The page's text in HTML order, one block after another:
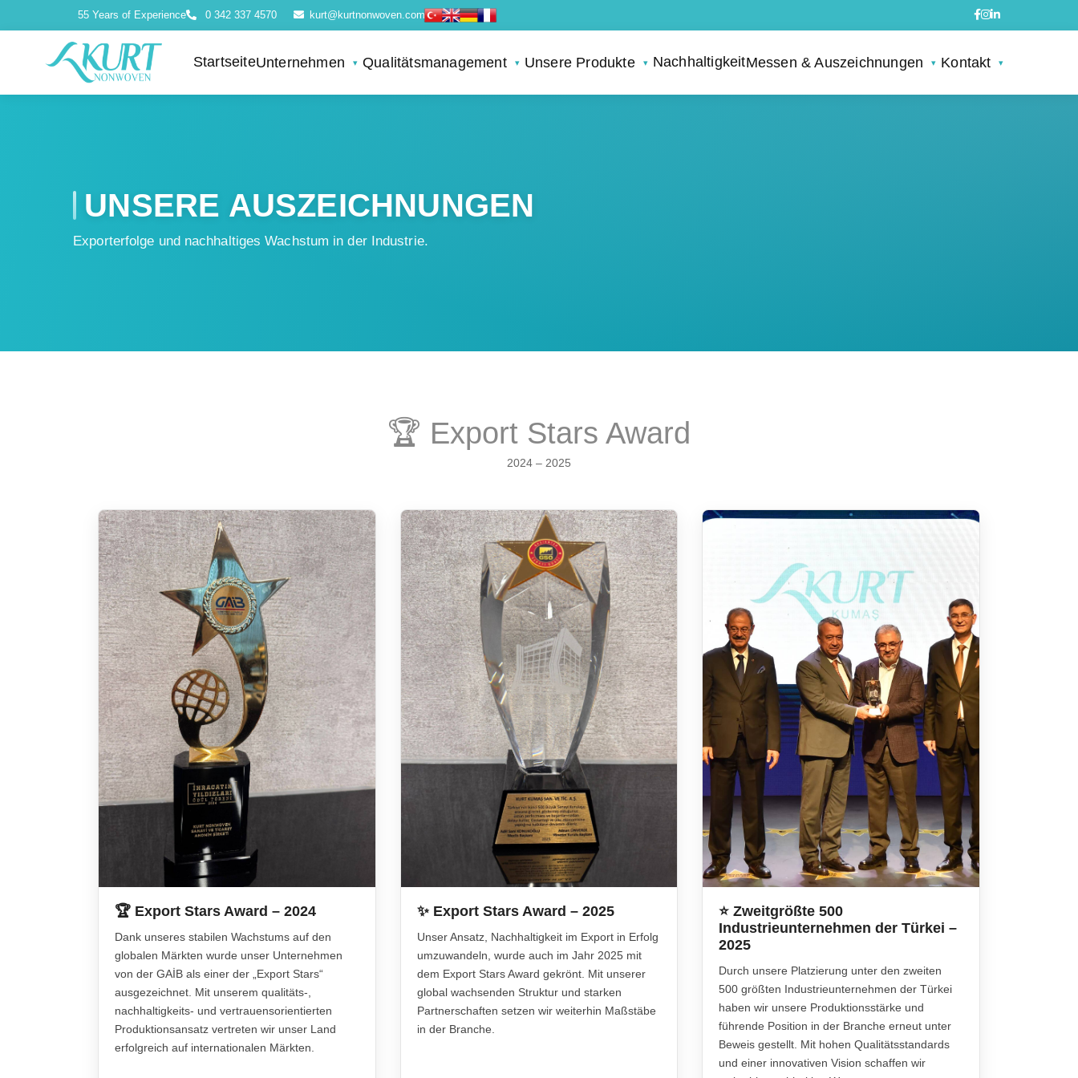
55 Years of Experience 0 342 337 4570 kurt@kurtnonwoven.com
StartseiteUnternehmen Qualitätsmanagement Unsere Produkte NachhaltigkeitMessen & Auszeichnungen Kontakt
UNSERE AUSZEICHNUNGEN
Export­erfolge und nachhaltiges Wachstum in der Industrie.
🏆 Export Stars Award
2024 – 2025
🏆 Export Stars Award – 2024
Dank unseres stabilen Wachstums auf den
globalen Märkten wurde unser Unternehmen
von der GAİB als einer der „Export Stars“
ausgezeichnet. Mit unserem qualitäts-,
nachhaltigkeits- und vertrauensorientierten
Produktionsansatz vertreten wir unser Land
erfolgreich auf internationalen Märkten.
✨ Export Stars Award – 2025
Unser Ansatz, Nachhaltigkeit im Export in Erfolg
umzuwandeln, wurde auch im Jahr 2025 mit
dem Export Stars Award gekrönt. Mit unserer
global wachsenden Struktur und starken
Partnerschaften setzen wir weiterhin Maßstäbe
in der Branche.
⭐ Zweitgrößte 500
Industrieunternehmen der Türkei –
2025
Durch unsere Platzierung unter den zweiten
500 größten Industrieunternehmen der Türkei
haben wir unsere Produktionsstärke und
führende Position in der Branche erneut unter
Beweis gestellt. Mit hohen Qualitätsstandards
und einer innovativen Vision schaffen wir